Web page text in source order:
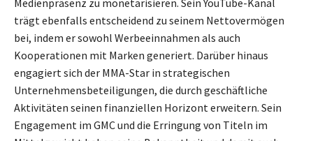
trägt ebenfalls entscheidend zu seinem Nettovermögen
bei, indem er sowohl Werbeeinnahmen als auch
Kooperationen mit Marken generiert. Darüber hinaus
engagiert sich der MMA-Star in strategischen
Unternehmensbeteiligungen, die durch geschäftliche
Aktivitäten seinen finanziellen Horizont erweitern. Sein
Engagement im GMC und die Erringung von Titeln im